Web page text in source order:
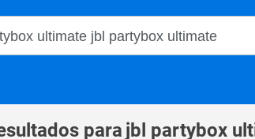
Magalu
para jbl partybox